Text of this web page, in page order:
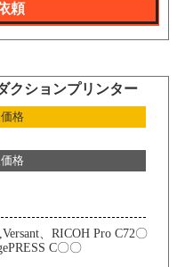
頼
クションプリンター
格
格
、RICOH Pro C72〇
C〇〇